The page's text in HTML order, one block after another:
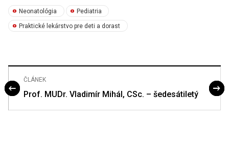
Neonatológia Pediatria
Praktické lekárstvo pre deti a dorast
ČLÁNEK
Prof. MUDr. Vladimír Mihál, CSc. – šedesátiletý